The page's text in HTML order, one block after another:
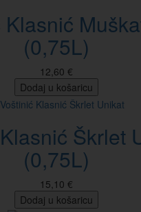
Klasnić
(0,75L)
12,60 €
Dodaj u košaricu
Škrlet
(0,75L)
15,10 €
Dodaj u košaricu